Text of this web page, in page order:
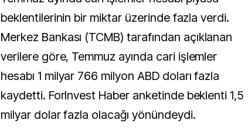
beklentilerinin bir miktar üzerinde fazla verdi.
Merkez Bankası (TCMB) tarafından açıklanan
verilere göre, Temmuz ayında cari işlemler
hesabı 1 milyar 766 milyon ABD doları fazla
kaydetti. ForInvest Haber anketinde beklenti 1,5
milyar dolar fazla olacağı yönündeydi.